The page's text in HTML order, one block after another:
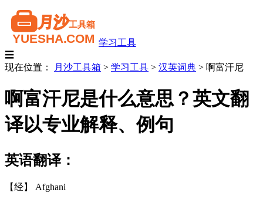
学习工具
☰
现在位置：
月沙工具箱 > 学习工具 > 汉英词典 > 啊富汗尼
啊富汗尼是什么意思？英文翻
译以专业解释、例句
英语翻译：
【经】 Afghani